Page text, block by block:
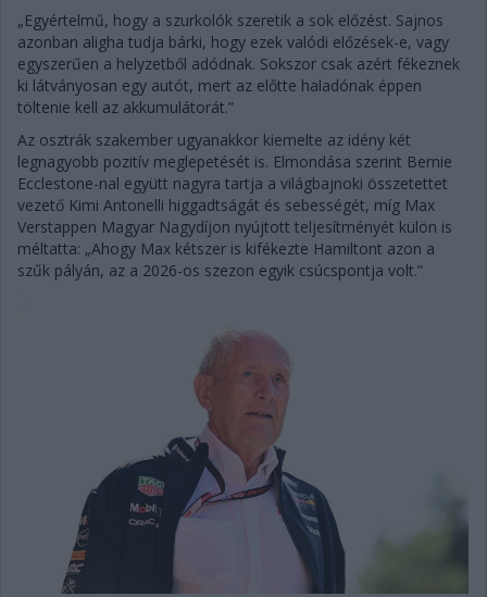
„Egyértelmű, hogy a szurkolók szeretik a sok előzést. Sajnos
azonban aligha tudja bárki, hogy ezek valódi előzések-e, vagy
egyszerűen a helyzetből adódnak. Sokszor csak azért fékeznek
ki látványosan egy autót, mert az előtte haladónak éppen
töltenie kell az akkumulátorát.”
Az osztrák szakember ugyanakkor kiemelte az idény két
legnagyobb pozitív meglepetését is. Elmondása szerint Bernie
Ecclestone-nal együtt nagyra tartja a világbajnoki összetettet
vezető Kimi Antonelli higgadtságát és sebességét, míg Max
Verstappen Magyar Nagydíjon nyújtott teljesítményét külön is
méltatta: „Ahogy Max kétszer is kifékezte Hamiltont azon a
szűk pályán, az a 2026-os szezon egyik csúcspontja volt.”